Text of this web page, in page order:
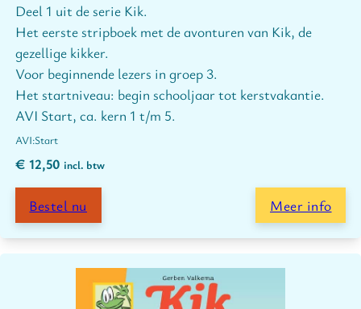
Deel 1 uit de serie Kik.
Het eerste stripboek met de avonturen van Kik, de
gezellige kikker.
Voor beginnende lezers in groep 3.
Het startniveau: begin schooljaar tot kerstvakantie.
AVI Start, ca. kern 1 t/m 5.
Start
€ 12,50 incl. btw
Bestel nu Meer info